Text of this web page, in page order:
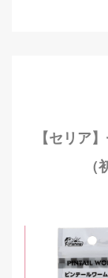
【セリア
（